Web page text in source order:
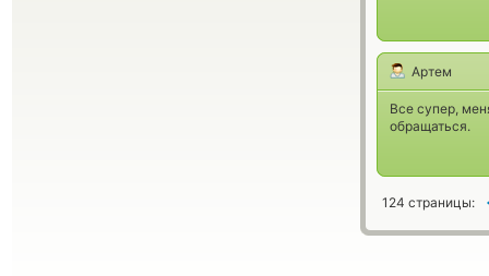
Артем
Все супер,
обращаться.
124 страницы: